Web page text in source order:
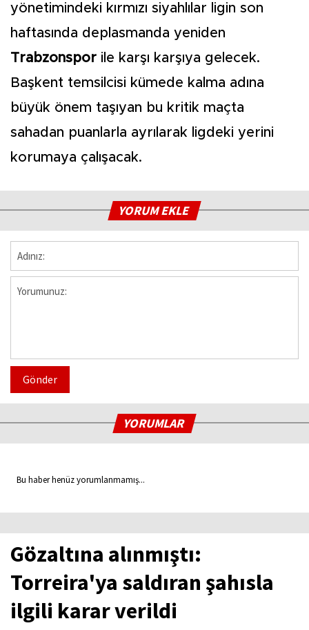
yönetimindeki kırmızı siyahlılar ligin son
haftasında deplasmanda yeniden
Trabzonspor ile karşı karşıya gelecek.
Başkent temsilcisi kümede kalma adına
büyük önem taşıyan bu kritik maçta
sahadan puanlarla ayrılarak ligdeki yerini
korumaya çalışacak.
YORUM EKLE
Gönder
YORUMLAR
Bu haber henüz yorumlanmamış...
Gözaltına alınmıştı:
Torreira'ya saldıran şahısla
ilgili karar verildi